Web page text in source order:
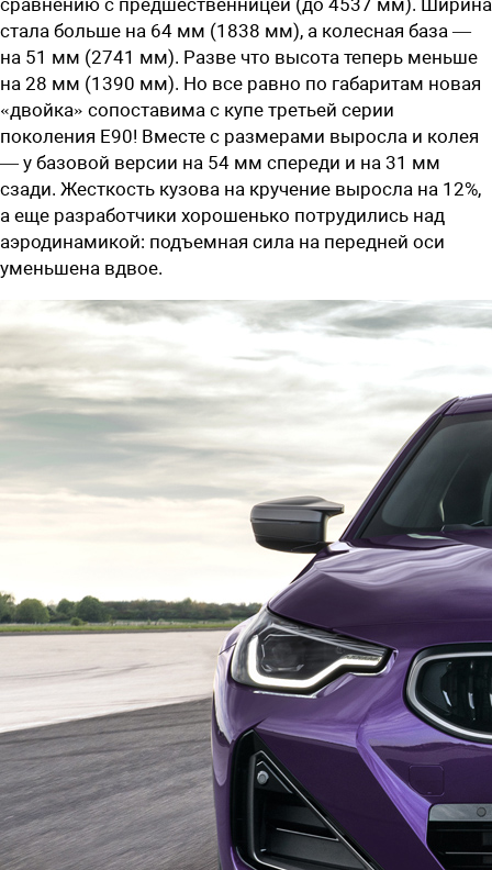
стала больше на 64 мм (1838 мм), а колесная база —
на 51 мм (2741 мм). Разве что высота теперь меньше
на 28 мм (1390 мм). Но все равно по габаритам новая
«двойка» сопоставима с купе третьей серии
поколения E90! Вместе с размерами выросла и колея
— у базовой версии на 54 мм спереди и на 31 мм
сзади. Жесткость кузова на кручение выросла на 12%,
а еще разработчики хорошенько потрудились над
аэродинамикой: подъемная сила на передней оси
уменьшена вдвое.